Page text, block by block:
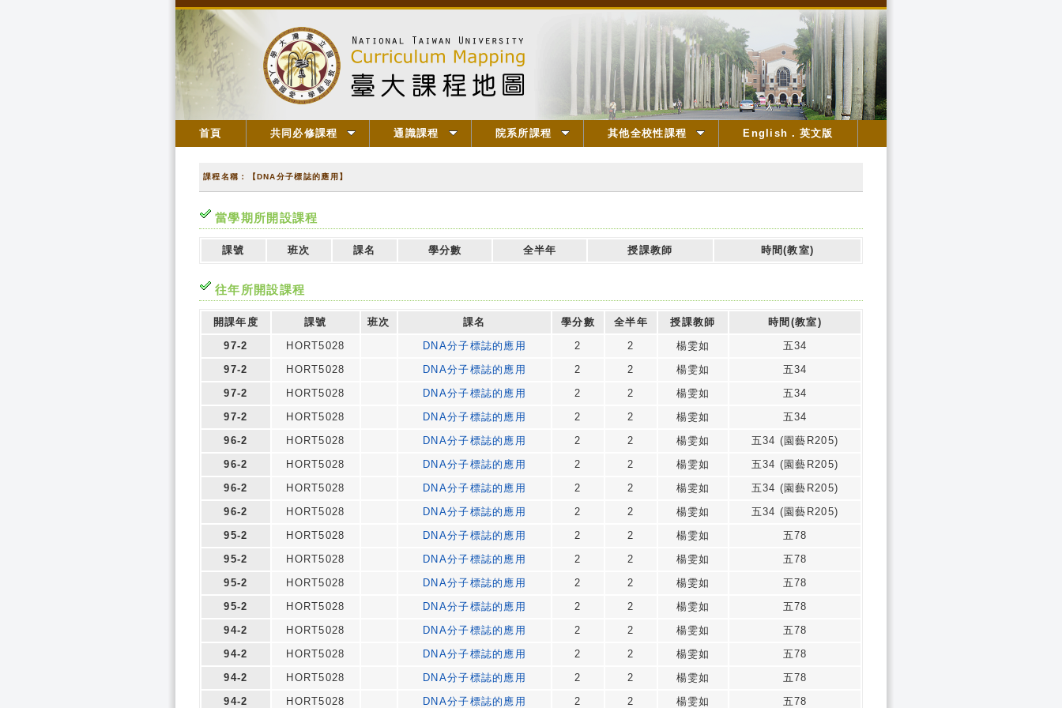
首頁 共同必修課程 通識課程 院系所課程 其他全校性課程 English．英文版
課程名稱：【DNA分子標誌的應用】
當學期所開設課程
課號 班次 課名 學分數 全半年 授課教師 時間(教室)
往年所開設課程
開課年度 課號 班次 課名 學分數 全半年 授課教師
時間(教室)
97-2
HORT5028 DNA分子標誌的應用 2 2 楊雯如
五34
97-2
HORT5028 DNA分子標誌的應用 2 2 楊雯如
五34
97-2
HORT5028 DNA分子標誌的應用 2 2 楊雯如
五34
97-2
HORT5028 DNA分子標誌的應用 2 2 楊雯如
五34
96-2
HORT5028 DNA分子標誌的應用 2 2 楊雯如
五34 (園藝R205)
96-2
HORT5028 DNA分子標誌的應用 2 2 楊雯如
五34 (園藝R205)
96-2
HORT5028 DNA分子標誌的應用 2 2 楊雯如
五34 (園藝R205)
96-2
HORT5028 DNA分子標誌的應用 2 2 楊雯如
五34 (園藝R205)
95-2
HORT5028 DNA分子標誌的應用 2 2 楊雯如
五78
95-2
HORT5028 DNA分子標誌的應用 2 2 楊雯如
五78
95-2
HORT5028 DNA分子標誌的應用 2 2 楊雯如
五78
95-2
HORT5028 DNA分子標誌的應用 2 2 楊雯如
五78
94-2
HORT5028 DNA分子標誌的應用 2 2 楊雯如
五78
94-2
HORT5028 DNA分子標誌的應用 2 2 楊雯如
五78
94-2
HORT5028 DNA分子標誌的應用 2 2 楊雯如
五78
94-2
HORT5028 DNA分子標誌的應用 2 2 楊雯如 五78